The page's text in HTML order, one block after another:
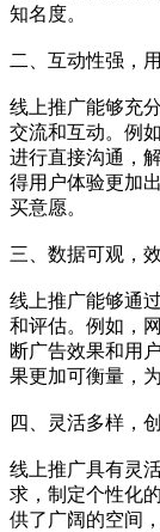
知名度。
二、互动性强，
线上推广能够充
交流和互动。例
进行直接沟通，
得用户体验更加
买意愿。
三、数据可观，
线上推广能够通
和评估。例如，
断广告效果和用
果更加可衡量，
四、灵活多样，
线上推广具有灵
求，制定个性化
供了广阔的空间